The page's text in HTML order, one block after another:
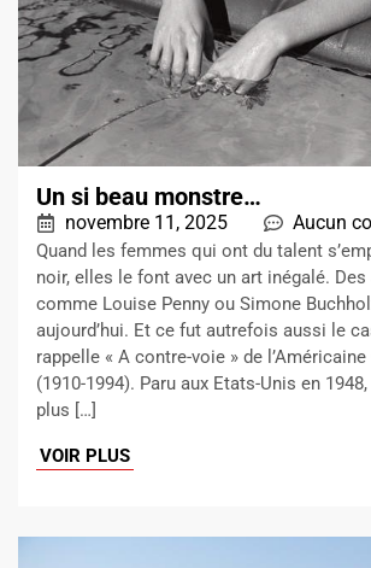
Un si beau monstre…
novembre 11, 2025 Aucun
Quand les femmes qui ont du talent
noir, elles le font avec un art inégalé. Des
comme Louise Penny ou Simone
aujourd’hui. Et ce fut autrefois aussi le
rappelle « A contre-voie » de
(1910-1994). Paru aux Etats-Unis en
plus […]
VOIR PLUS